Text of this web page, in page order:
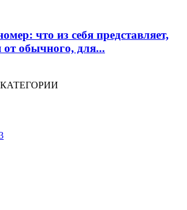
что из себя представляет,
от обычного, для...